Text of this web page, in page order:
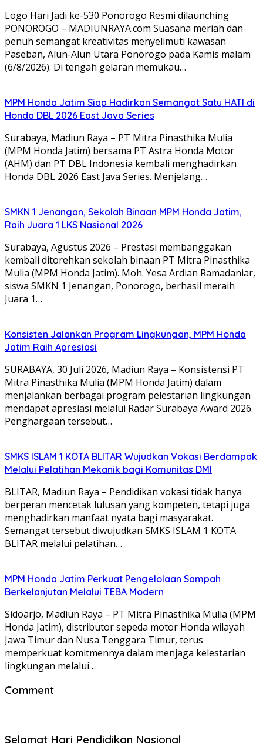
Logo Hari Jadi ke-530 Ponorogo Resmi dilaunching
PONOROGO – MADIUNRAYA.com Suasana meriah dan
penuh semangat kreativitas menyelimuti kawasan
Paseban, Alun-Alun Utara Ponorogo pada Kamis malam
(6/8/2026). Di tengah gelaran memukau…
MPM Honda Jatim Siap Hadirkan Semangat Satu HATI di
Honda DBL 2026 East Java Series
Surabaya, Madiun Raya – PT Mitra Pinasthika Mulia
(MPM Honda Jatim) bersama PT Astra Honda Motor
(AHM) dan PT DBL Indonesia kembali menghadirkan
Honda DBL 2026 East Java Series. Menjelang…
SMKN 1 Jenangan, Sekolah Binaan MPM Honda Jatim,
Raih Juara 1 LKS Nasional 2026
Surabaya, Agustus 2026 – Prestasi membanggakan
kembali ditorehkan sekolah binaan PT Mitra Pinasthika
Mulia (MPM Honda Jatim). Moh. Yesa Ardian Ramadaniar,
siswa SMKN 1 Jenangan, Ponorogo, berhasil meraih
Juara 1…
Konsisten Jalankan Program Lingkungan, MPM Honda
Jatim Raih Apresiasi
SURABAYA, 30 Juli 2026, Madiun Raya – Konsistensi PT
Mitra Pinasthika Mulia (MPM Honda Jatim) dalam
menjalankan berbagai program pelestarian lingkungan
mendapat apresiasi melalui Radar Surabaya Award 2026.
Penghargaan tersebut…
SMKS ISLAM 1 KOTA BLITAR Wujudkan Vokasi Berdampak
Melalui Pelatihan Mekanik bagi Komunitas DMI
BLITAR, Madiun Raya – Pendidikan vokasi tidak hanya
berperan mencetak lulusan yang kompeten, tetapi juga
menghadirkan manfaat nyata bagi masyarakat.
Semangat tersebut diwujudkan SMKS ISLAM 1 KOTA
BLITAR melalui pelatihan…
MPM Honda Jatim Perkuat Pengelolaan Sampah
Berkelanjutan Melalui TEBA Modern
Sidoarjo, Madiun Raya – PT Mitra Pinasthika Mulia (MPM
Honda Jatim), distributor sepeda motor Honda wilayah
Jawa Timur dan Nusa Tenggara Timur, terus
memperkuat komitmennya dalam menjaga kelestarian
lingkungan melalui…
Comment
Selamat Hari Pendidikan Nasional